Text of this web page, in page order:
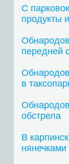
С
продукты
передней
в
обстрела
В